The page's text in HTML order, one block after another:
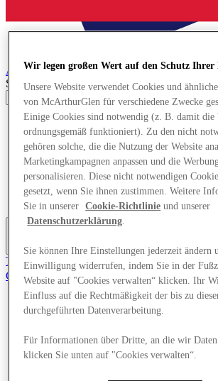
Ashford Designer Outlet
Search input
Geschäfte
Angebote
Planen Sie Ihren Besuch
Was läuft
Essen & Trinken
Geschenkkarten
Dienstleistungen
Mehr
Tritt dem Club bei.
Gerettet
de
Geschäfte
Planen Sie Ihren Besuch
Was läuft
Wir legen großen Wert auf den Schutz Ihrer
Unsere Website verwendet Cookies und
von McArthurGlen für verschiedene Zwecke
Einige Cookies sind notwendig (z. B. damit die
ordnungsgemäß funktioniert). Zu den nicht
gehören solche, die die Nutzung der Website
Marketingkampagnen anpassen und die
personalisieren. Diese nicht notwendigen
gesetzt, wenn Sie ihnen zustimmen. Weitere
Sie in unserer
Cookie-Richtlinie und unserer
Datenschutzerklärung
Sie können Ihre Einstellungen jederzeit ändern
Einwilligung widerrufen, indem Sie in der
Website auf "Cookies verwalten“ klicken. Ihr
Einfluss auf die Rechtmäßigkeit der bis zu
durchgeführten Datenverarbeitung.
Für Informationen über Dritte, an die wir Daten
klicken Sie unten auf "Cookies verwalten“.